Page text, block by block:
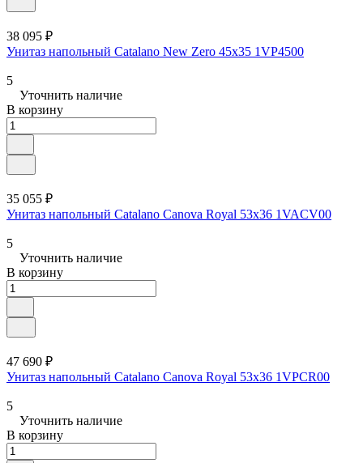
38 095 ₽
Унитаз напольный Catalano New Zero 45x35 1VP4500
5
Уточнить наличие
В корзину
35 055 ₽
Унитаз напольный Catalano Canova Royal 53x36 1VACV00
5
Уточнить наличие
В корзину
47 690 ₽
Унитаз напольный Catalano Canova Royal 53x36 1VPCR00
5
Уточнить наличие
В корзину